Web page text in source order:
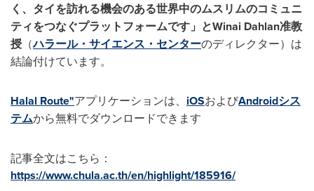
く、タイを訪れる機会のある世界中のムスリムのコミュニ
ティをつなぐプラットフォームです」とWinai Dahlan准教
授 （ハラール・サイエンス・センターのディレクター）は
結論付けています。
Halal Route"アプリケーションは、 iOSおよびAndroidシス
テムから無料でダウンロードできます
記事全文はこちら：
https://www.chula.ac.th/en/highlight/185916/